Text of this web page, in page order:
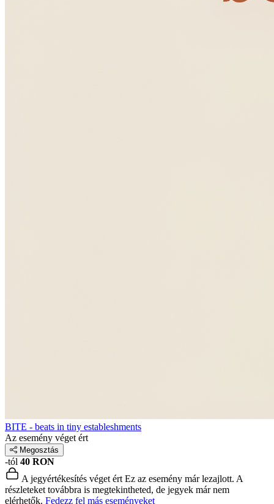
BITE - beats in tiny estableshments
Az esemény véget ért
Megosztás
-tól 40 RON
A jegyértékesítés véget ért Ez az esemény már lezajlott. A
részleteket továbbra is megtekintheted, de jegyek már nem
elérhetők. Fedezz fel más eseményeket